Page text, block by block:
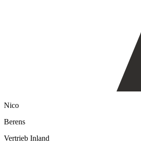
Nico
Berens
Vertrieb Inland